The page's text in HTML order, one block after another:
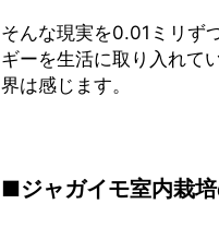
そんな現実を0.01ミリず
ギーを生活に取り入れて
界は感じます。
■ジャガイモ室内栽培